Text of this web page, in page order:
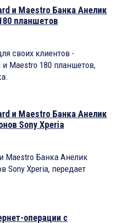
и Maestro Банка Анелик
планшетов
своих клиентов -
и Maestro 180 планшетов,
и Maestro Банка Анелик
Sony Xperia
Maestro Банка Анелик
Sony Xperia, передает
операции с